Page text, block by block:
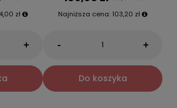
zł
+
Najniższa cena: 103,20 zł
- +
Do koszyka